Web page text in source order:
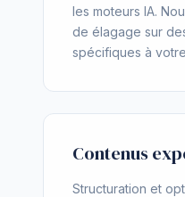
les moteurs IA.
de élagage sur
spécifiques à
Contenus
Structuration et